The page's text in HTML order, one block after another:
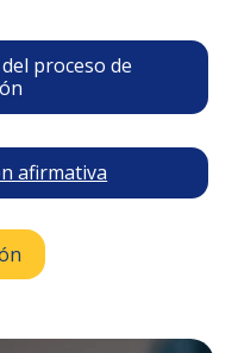
proceso de
afirmativa